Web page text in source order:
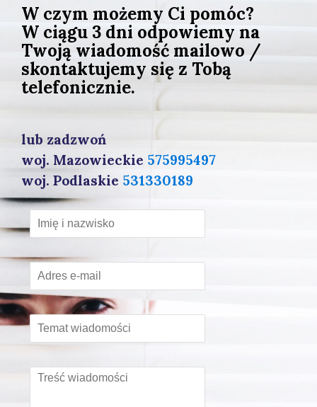
W czym możemy Ci pomóc?
W ciągu 3 dni odpowiemy na
Twoją wiadomość mailowo /
skontaktujemy się z Tobą
telefonicznie.
lub zadzwoń
woj. Mazowieckie 575995497
woj. Podlaskie 531330189